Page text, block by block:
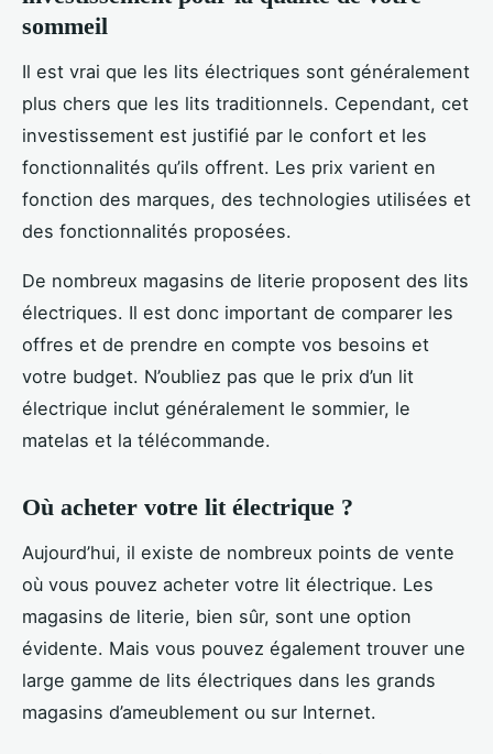
sommeil
Il est vrai que les lits électriques sont généralement
plus chers que les lits traditionnels. Cependant, cet
investissement est justifié par le confort et les
fonctionnalités qu’ils offrent. Les prix varient en
fonction des marques, des technologies utilisées et
des fonctionnalités proposées.
De nombreux magasins de literie proposent des lits
électriques. Il est donc important de comparer les
offres et de prendre en compte vos besoins et
votre budget. N’oubliez pas que le prix d’un lit
électrique inclut généralement le sommier, le
matelas et la télécommande.
Où acheter votre lit électrique ?
Aujourd’hui, il existe de nombreux points de vente
où vous pouvez acheter votre lit électrique. Les
magasins de literie, bien sûr, sont une option
évidente. Mais vous pouvez également trouver une
large gamme de lits électriques dans les grands
magasins d’ameublement ou sur Internet.